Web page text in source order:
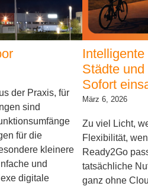
der Praxis, für
sind
für die
kleinere
und
digitale
Städte
Sofort
März 6, 2026
Zu viel Licht,
Flexibilität,
Ready2Go
tatsächliche
ganz ohne